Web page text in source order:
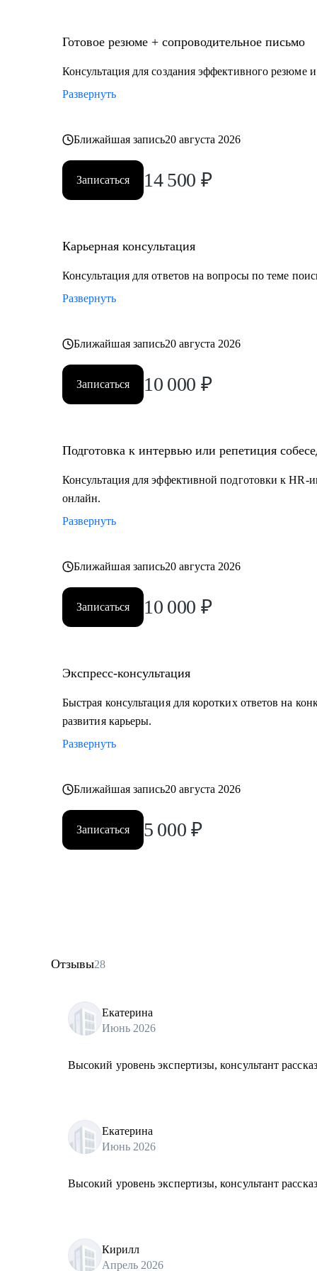
• маркетинга
• финансов
• закупок
• АХО и пр.
Я помогу вам, даже если вы:
• несколько лет не работали;
• захотели вернуться из фриланса, своего бизнеса в
Готовое резюме + сопроводительное письмо
Консультация для создания эффективного резюме
Развернуть
Ближайшая запись20 августа 2026
Записаться 14 500 ₽
Карьерная консультация
Консультация для ответов на вопросы по теме
Развернуть
Ближайшая запись20 августа 2026
Записаться 10 000 ₽
Подготовка к интервью или репетиция
Консультация для эффективной подготовки к HR-
онлайн.
Развернуть
Ближайшая запись20 августа 2026
Записаться 10 000 ₽
Экспресс-консультация
Быстрая консультация для коротких ответов на
развития карьеры.
Развернуть
Ближайшая запись20 августа 2026
Записаться 5 000 ₽
Отзывы28
Екатерина
Июнь 2026
Высокий уровень экспертизы, консультант
Екатерина
Июнь 2026
Высокий уровень экспертизы, консультант
Кирилл
Апрель 2026